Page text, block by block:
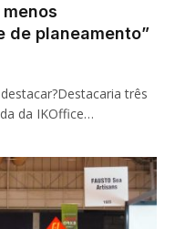
de planeamento”
três
da IKOffice…